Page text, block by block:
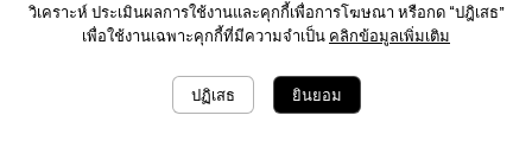
วิเคราะห์ ประเมินผลการใช้งานและคุกกี้เพื่อการโฆษณา หรือกด “ปฎิเสธ”
เพื่อใช้งานเฉพาะคุกกี้ที่มีความจำเป็น คลิกข้อมูลเพิ่มเติม
ปฏิเสธ ยินยอม
Copyright © 1998-2026 Huawei Device Co., Ltd. สงวนลิขสิทธิ์.
นโยบายการส่งการแจ้งเตื อนบนเว็บไซต์